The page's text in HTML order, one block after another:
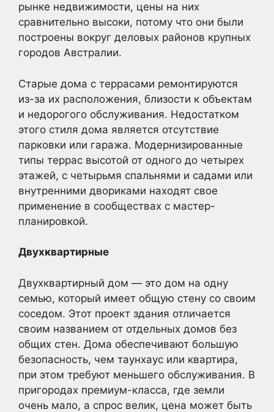
рынке недвижимости, цены на них
сравнительно высоки, потому что они были
построены вокруг деловых районов крупных
городов Австралии.
Старые дома с террасами ремонтируются
из-за их расположения, близости к объектам
и недорогого обслуживания. Недостатком
этого стиля дома является отсутствие
парковки или гаража. Модернизированные
типы террас высотой от одного до четырех
этажей, с четырьмя спальнями и садами или
внутренними двориками находят свое
применение в сообществах с мастер-
планировкой.
Двухквартирные
Двухквартирный дом — это дом на одну
семью, который имеет общую стену со своим
соседом. Этот проект здания отличается
своим названием от отдельных домов без
общих стен. Дома обеспечивают большую
безопасность, чем таунхаус или квартира,
при этом требуют меньшего обслуживания. В
пригородах премиум-класса, где земли
очень мало, а спрос велик, цена может быть